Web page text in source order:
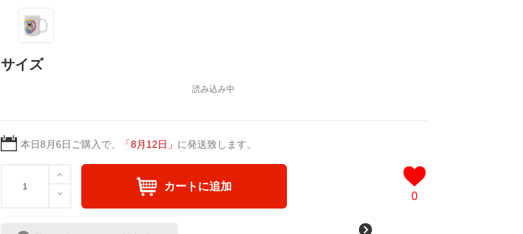
サイズ
本日8月6日 ご購入で、 「8月12日 」 に発送致します。
カートに追加
0